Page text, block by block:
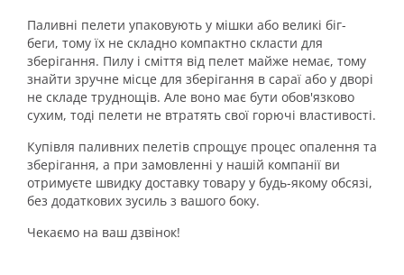
Паливні пелети упаковують у мішки або великі біг-
беги, тому їх не складно компактно скласти для
зберігання. Пилу і сміття від пелет майже немає, тому
знайти зручне місце для зберігання в сараї або у дворі
не складе труднощів. Але воно має бути обов'язково
сухим, тоді пелети не втратять свої горючі властивості.
Купівля паливних пелетів спрощує процес опалення та
зберігання, а при замовленні у нашій компанії ви
отримуєте швидку доставку товару у будь-якому обсязі,
без додаткових зусиль з вашого боку.
Чекаємо на ваш дзвінок!